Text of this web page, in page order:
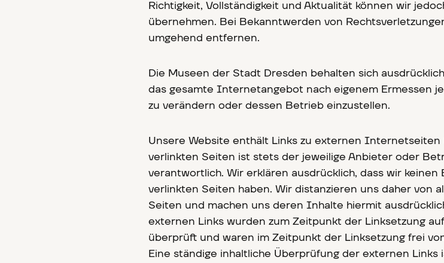
Richtigkeit, Vollständigkeit und Aktualität können wir
übernehmen. Bei Bekanntwerden von
umgehend entfernen.
Die Museen der Stadt Dresden behalten sich
das gesamte Internetangebot nach eigenem Ermessen
zu verändern oder dessen Betrieb einzustellen.
Unsere Website enthält Links zu externen
verlinkten Seiten ist stets der jeweilige Anbieter oder
verantwortlich. Wir erklären ausdrücklich, dass wir
verlinkten Seiten haben. Wir distanzieren uns daher von
Seiten und machen uns deren Inhalte hiermit
externen Links wurden zum Zeitpunkt der Linksetzung
überprüft und waren im Zeitpunkt der Linksetzung frei
Eine ständige inhaltliche Überprüfung der externen Links